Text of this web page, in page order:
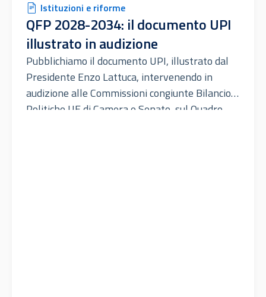
Istituzioni e riforme
QFP 2028-2034: il documento UPI
illustrato in audizione
Pubblichiamo il documento UPI, illustrato dal
Presidente Enzo Lattuca, intervenendo in
audizione alle Commissioni congiunte Bilancio e
Politiche UE di Camera e Senato, sul Quadro